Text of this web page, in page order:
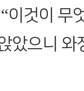
이것이 무
았으니 와